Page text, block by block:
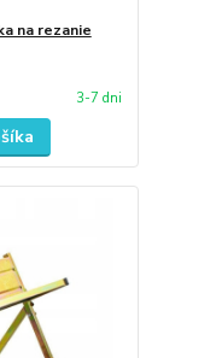
na rezanie
3-7 dni